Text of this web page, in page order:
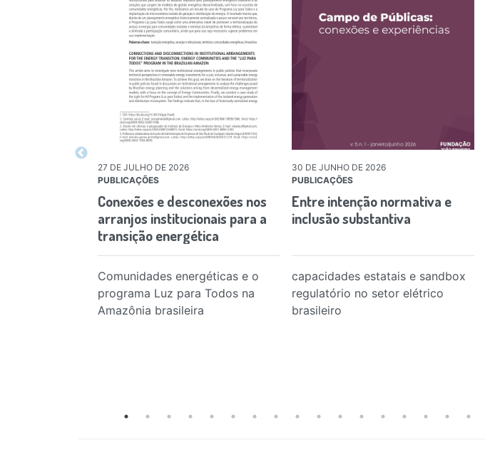
27 DE JULHO DE 2026
PUBLICAÇÕES
Conexões e desconexões nos
arranjos institucionais para a
transição energética
Comunidades energéticas e o
programa Luz para Todos na
Amazônia brasileira
30 DE JUNHO DE 2026
PUBLICAÇÕES
Entre intenção normativa e
inclusão substantiva
capacidades estatais e sandbox
regulatório no setor elétrico
brasileiro